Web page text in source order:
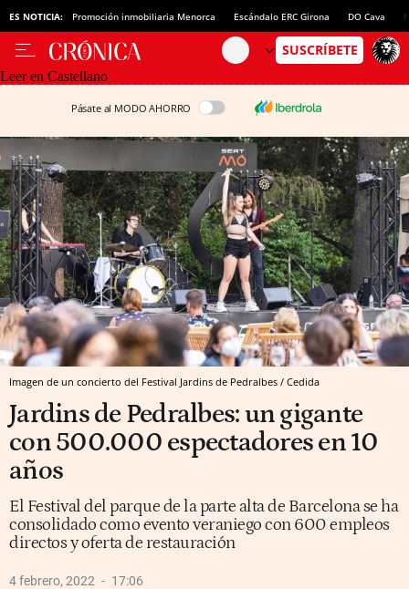
ES NOTICIA: Promoción inmobiliaria Menorca Escándalo ERC Girona DO Cava
Leer en Castellano
Pásate al MODO AHORRO
Imagen de un concierto del Festival Jardins de Pedralbes / Cedida
Jardins de Pedralbes: un gigante
con 500.000 espectadores en 10
años
El Festival del parque de la parte alta de Barcelona se ha
consolidado como evento veraniego con 600 empleos
directos y oferta de restauración
4 febrero, 2022 17:06